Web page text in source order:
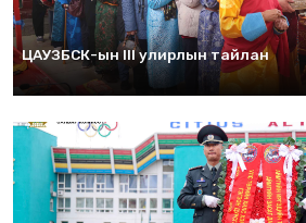
ЦАУЗБСК-ын III улирлын тайлан